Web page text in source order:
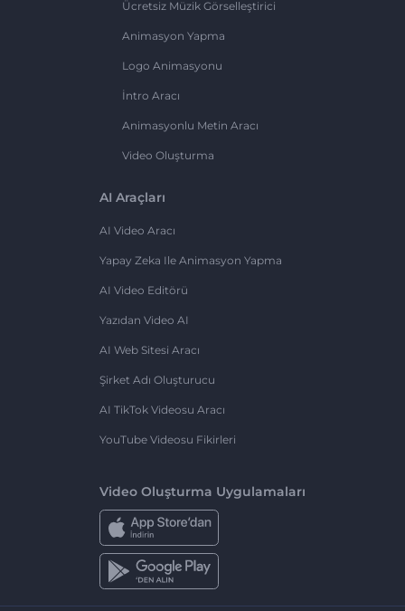
Ücretsiz Müzik Görselleştirici
Animasyon Yapma
Logo Animasyonu
İntro Aracı
Animasyonlu Metin Aracı
Video Oluşturma
AI Araçları
AI Video Aracı
Yapay Zeka Ile Animasyon Yapma
AI Video Editörü
Yazıdan Video AI
AI Web Sitesi Aracı
Şirket Adı Oluşturucu
AI TikTok Videosu Aracı
YouTube Videosu Fikirleri
Video Oluşturma Uygulamaları